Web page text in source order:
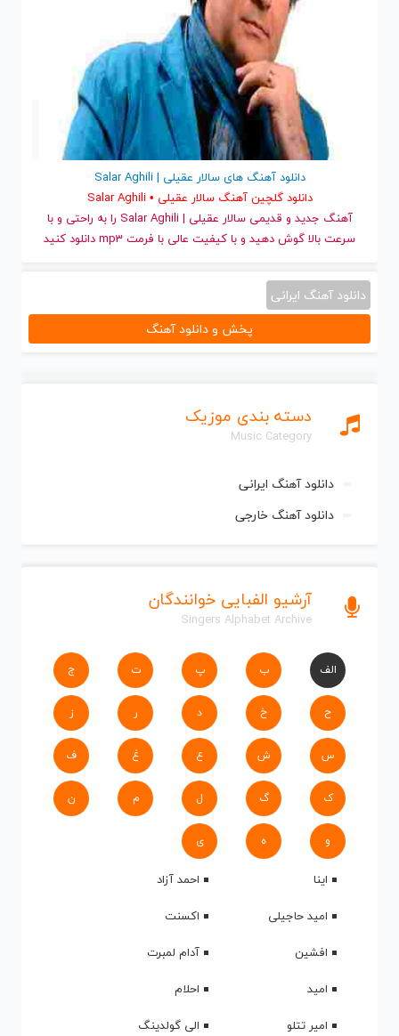
دسته بندی موزیک
Music Category
دانلود آهنگ ایرانی
دانلود آهنگ خارجی
آرشیو الفبایی خوانندگان
Singers Alphabet Archive
الف ب پ ت ج
ح خ د ر ز
س ش ع غ ف
ک گ ل م ن
و ه ی
اینا
احمد آزاد
امید حاجیلی
اکسنت
افشین
آدام لمبرت
امید
احلام
امیر تتلو
الی گولدینگ
دانلود آهنگ های سالار عقیلی | Salar Aghili
دانلود گلچین آهنگ سالار عقیلی • Salar Aghili
آهنگ جدید
و قدیمی سالار عقیلی | Salar Aghili را به راحتی و با
سرعت بالا گوش دهید و با کیفیت عالی با فرمت mp3 دانلود کنید
دانلود آهنگ ایرانی
پخش و دانلود آهنگ